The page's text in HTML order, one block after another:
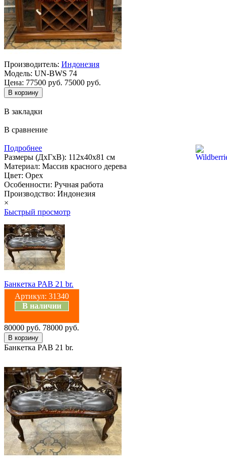
Производитель: Индонезия
Модель: UN-BWS 74
Цена: 77500 руб. 75000 руб.
В закладки
В сравнение
Подробнее
Размеры (ДхГхВ): 112х40х81 см
Материал: Массив красного дерева
Цвет: Орех
Особенности: Ручная работа
Производство: Индонезия
×
Быстрый просмотр
Банкетка PAB 21 br.
Артикул: 31340
В наличии
80000 руб. 78000 руб.
Банкетка PAB 21 br.